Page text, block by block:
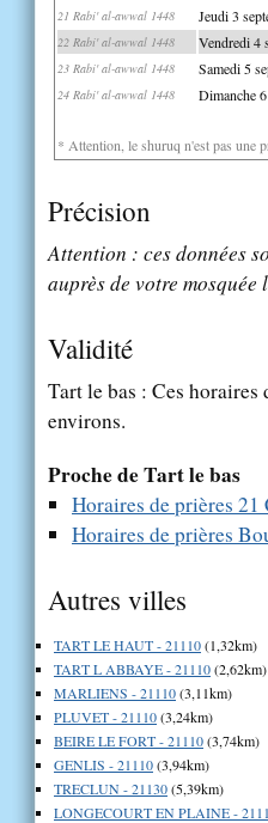
21 Rabi' al-awwal 1448 Jeudi 3
22 Rabi' al-awwal 1448 Vendredi 4
23 Rabi' al-awwal 1448 Samedi 5
24 Rabi' al-awwal 1448 Dimanche
* Attention, le shuruq n'est pas une
Précision
Attention : ces données
auprès de votre
Validité
Tart le bas : Ces
environs.
Proche de Tart le bas
Horaires de prières 21
Horaires de prières
Autres villes
TART LE HAUT - 21110(1,32km)
TART L ABBAYE - 21110(2,62km)
MARLIENS - 21110(3,11km)
PLUVET - 21110(3,24km)
BEIRE LE FORT - 21110(3,74km)
GENLIS - 21110(3,94km)
TRECLUN - 21130(5,39km)
LONGECOURT EN PLAINE -